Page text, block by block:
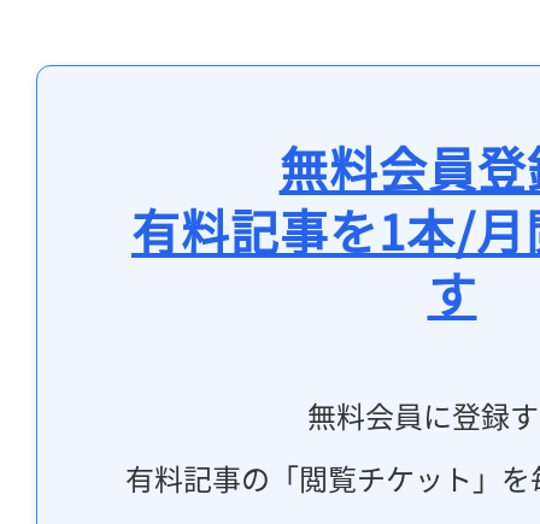
無料会員
有料記事を1本/
す
無料会員に登録
有料記事の「閲覧チケット」